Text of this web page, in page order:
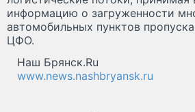
информацию о загруженности
автомобильных пунктов
ЦФО.
Наш Брянск.Ru
www.news.nashbryansk.ru